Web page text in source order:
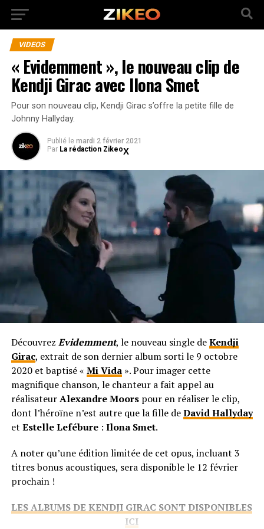
VIDEOS
« Evidemment », le nouveau clip de
Kendji Girac avec Ilona Smet
Pour son nouveau clip, Kendji Girac s’offre la petite fille de
Johnny Hallyday.
Publié le mardi 2 février 2021
Par La rédaction Zikeo
Découvrez Evidemment, le nouveau single deKendji
Girac, extrait de son dernier album sorti le 9 octobre
2020 et baptisé « Mi Vida». Pour imager cette
magnifique chanson, le chanteur a fait appel au
réalisateurAlexandre Moorspour en réaliser le clip,
dont l’héroïne n’est autre que la fille deDavid Hallyday
et Estelle Lefébure: Ilona Smet.
A noter qu’une édition limitée de cet opus, incluant 3
titres bonus acoustiques, sera disponible le 12 février
prochain !
LES ALBUMS DE KENDJI GIRAC SONT DISPONIBLES
ICI